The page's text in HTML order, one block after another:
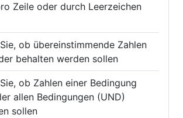
Zeile oder durch Leerzeichen
ob übereinstimmende Zahlen
behalten werden sollen
ob Zahlen einer Bedingung
allen Bedingungen (UND)
sollen